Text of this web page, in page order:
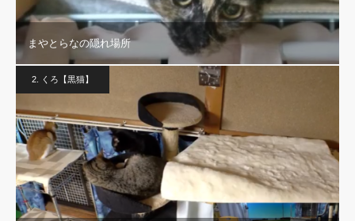
まやとらなの隠れ場所
2. くろ【黒猫】